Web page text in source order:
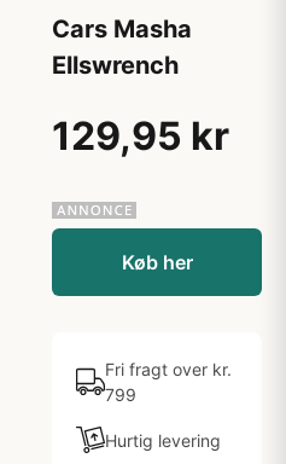
Cars Masha
Ellswrench
129,95 kr
Køb her
Fri fragt over kr.
799
Hurtig levering